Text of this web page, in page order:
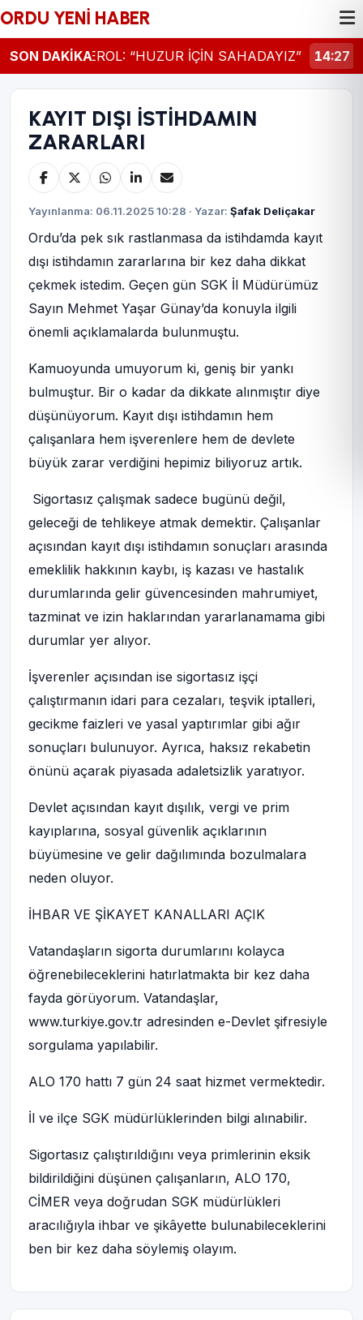
ORDU YENİ HABER
SON DAKİKA
14:30 VALİ EROL: “HUZUR İÇİN SAHADAYIZ” 14:27
KAYIT DIŞI İSTİHDAMIN
ZARARLARI
Yayınlanma: 06.11.2025 10:28 · Yazar: Şafak Deliçakar
Ordu’da pek sık rastlanmasa da istihdamda kayıt
dışı istihdamın zararlarına bir kez daha dikkat
çekmek istedim. Geçen gün SGK İl Müdürümüz
Sayın Mehmet Yaşar Günay’da konuyla ilgili
önemli açıklamalarda bulunmuştu.
Kamuoyunda umuyorum ki, geniş bir yankı
bulmuştur. Bir o kadar da dikkate alınmıştır diye
düşünüyorum. Kayıt dışı istihdamın hem
çalışanlara hem işverenlere hem de devlete
büyük zarar verdiğini hepimiz biliyoruz artık.
Sigortasız çalışmak sadece bugünü değil,
geleceği de tehlikeye atmak demektir. Çalışanlar
açısından kayıt dışı istihdamın sonuçları arasında
emeklilik hakkının kaybı, iş kazası ve hastalık
durumlarında gelir güvencesinden mahrumiyet,
tazminat ve izin haklarından yararlanamama gibi
durumlar yer alıyor.
İşverenler açısından ise sigortasız işçi
çalıştırmanın idari para cezaları, teşvik iptalleri,
gecikme faizleri ve yasal yaptırımlar gibi ağır
sonuçları bulunuyor. Ayrıca, haksız rekabetin
önünü açarak piyasada adaletsizlik yaratıyor.
Devlet açısından kayıt dışılık, vergi ve prim
kayıplarına, sosyal güvenlik açıklarının
büyümesine ve gelir dağılımında bozulmalara
neden oluyor.
İHBAR VE ŞİKAYET KANALLARI AÇIK
Vatandaşların sigorta durumlarını kolayca
öğrenebileceklerini hatırlatmakta bir kez daha
fayda görüyorum. Vatandaşlar,
www.turkiye.gov.tr adresinden e-Devlet şifresiyle
sorgulama yapılabilir.
ALO 170 hattı 7 gün 24 saat hizmet vermektedir.
İl ve ilçe SGK müdürlüklerinden bilgi alınabilir.
Sigortasız çalıştırıldığını veya primlerinin eksik
bildirildiğini düşünen çalışanların, ALO 170,
CİMER veya doğrudan SGK müdürlükleri
aracılığıyla ihbar ve şikâyette bulunabileceklerini
ben bir kez daha söylemiş olayım.